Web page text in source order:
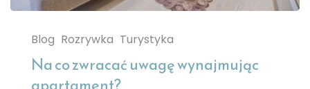
Blog Rozrywka Turystyka
Na co zwracać uwagę wynajmując